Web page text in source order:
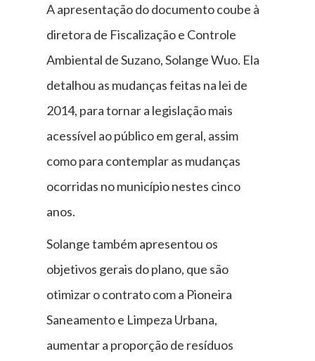
A apresentação do documento coube à
diretora de Fiscalização e Controle
Ambiental de Suzano, Solange Wuo. Ela
detalhou as mudanças feitas na lei de
2014, para tornar a legislação mais
acessível ao público em geral, assim
como para contemplar as mudanças
ocorridas no município nestes cinco
anos.
Solange também apresentou os
objetivos gerais do plano, que são
otimizar o contrato com a Pioneira
Saneamento e Limpeza Urbana,
aumentar a proporção de resíduos